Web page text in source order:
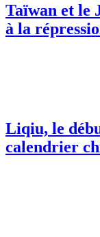
Taïwan et le
à la
Liqiu, le
calendrier